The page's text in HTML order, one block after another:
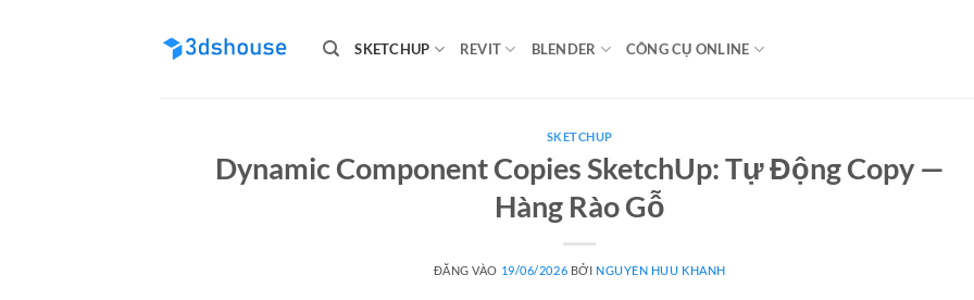
SKETCHUP REVIT BLENDER CÔNG CỤ ONLINE
SKETCHUP
Dynamic Component Copies SketchUp: Tự Động Copy —
Hàng Rào Gỗ
ĐĂNG VÀO 19/06/2026 BỞI NGUYEN HUU KHANH